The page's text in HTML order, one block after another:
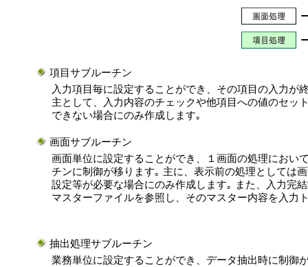
項目サブルーチン
入力項目毎に設定することができ、その項目の入力が
主として、入力内容のチェックや他項目への値のセッ
できない場合にのみ作成します｡
画面サブルーチン
画面単位に設定することができ、１画面の処理におい
チンに制御が移ります｡ 主に、表示前の処理としては
設定等が必要な場合にのみ作成します｡ また、入力完
マスターファイルを参照し、そのマスター内容を入力
抽出処理サブルーチン
業務単位に設定することができ、データ抽出時に制御